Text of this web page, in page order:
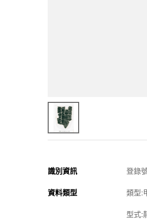
識別資訊 登錄
資料類型 類型:
型式: